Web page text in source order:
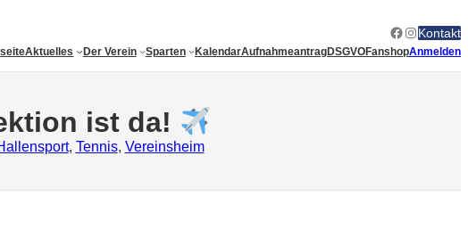
Facebook
Instagram
Kontakt
Aktuelles Der Verein Sparten KalendarAufnahmeantragDSGVOFanshopAnmelden
ist da!
, Tennis, Vereinsheim